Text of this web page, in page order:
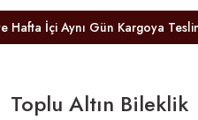
Hafta İçi Aynı Gün Kargoya
Toplu Altın Bileklik